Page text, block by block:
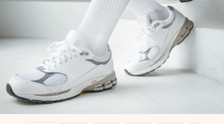
Darmowy bilecik z życzeniami
Stwórz coś wyjątkowego w zaledwie kilku krokach – z jej
imieniem, swoim zdjęciem lub wiadomością, która naprawdę
poruszy serce. Bez problemu, po prostu ogrom miłości na